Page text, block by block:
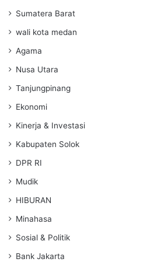
Sumatera Barat
wali kota medan
Agama
Nusa Utara
Tanjungpinang
Ekonomi
Kinerja & Investasi
Kabupaten Solok
DPR RI
Mudik
HIBURAN
Minahasa
Sosial & Politik
Bank Jakarta